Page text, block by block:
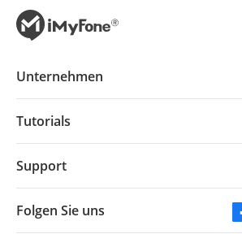
Unternehmen
Tutorials
Support
Folgen Sie uns